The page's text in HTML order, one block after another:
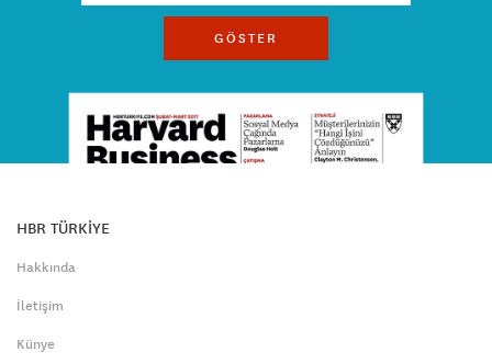
GÖSTER
HBR TÜRKİYE
Hakkında
İletişim
Künye